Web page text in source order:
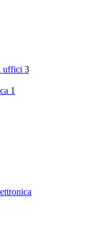
uffici 3
1